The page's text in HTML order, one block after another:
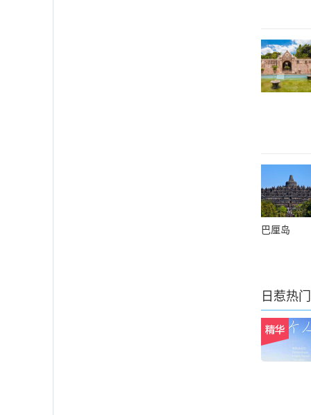
巴厘岛
日惹热